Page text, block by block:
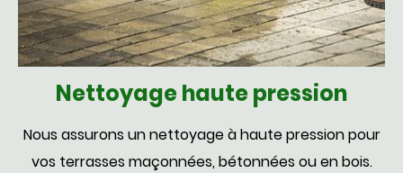
Nettoyage haute pression
Nous assurons un nettoyage à haute pression pour
vos terrasses maçonnées, bétonnées ou en bois.